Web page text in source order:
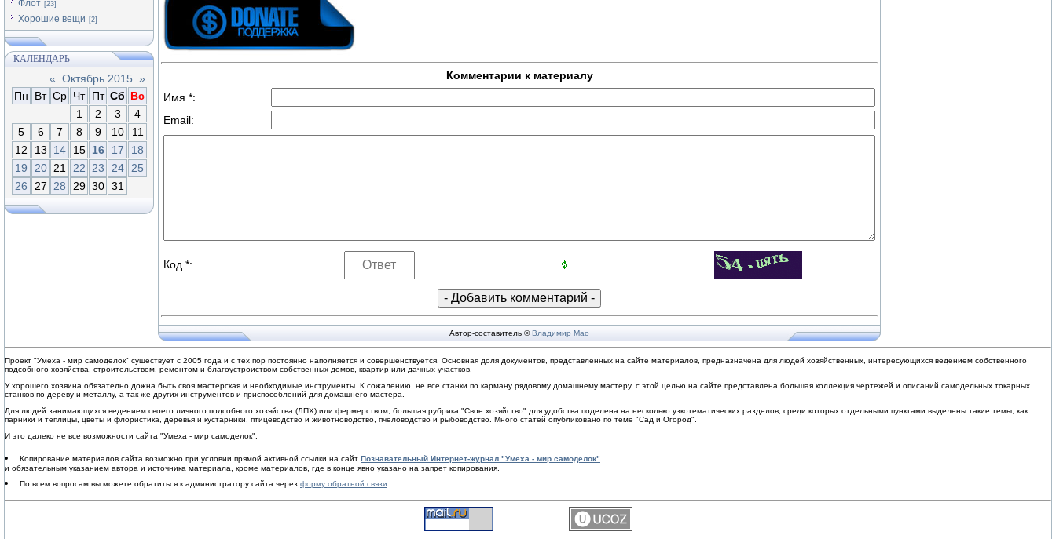
Флот [23]
Хорошие вещи [2]
КАЛЕНДАРЬ
« Октябрь 2015 »
Пн
Вт Ср Чт Пт Сб Вс
1
2 3
4
5
6 7 8 9 10
11
12
13 14 15 16 17
18
19
20 21 22 23 24
25
26
27 28 29 30 31
Комментарии к материалу
Имя *:
Email:
Код *:
Автор-составитель ©Владимир Мао
Проект "Умеха - мир самоделок" существует с 2005 года и с тех пор постоянно наполняется и совершенствуется. Основная доля документов, представленных на сайте материалов, предназначена для людей хозяйственных, интересующихся ведением собственного
подсобного хозяйства, строительством, ремонтом и благоустроиством собственных домов, квартир или дачных участков.
У хорошего хозяина обязателно дожна быть своя мастерская и необходимые инструменты. К сожалению, не все станки по карману рядовому домашнему мастеру, с этой целью на сайте представлена большая коллекция чертежей и описаний самодельных токарных
станков по дереву и металлу, а так же других инструментов и приспособлений для домашнего мастера.
Для людей занимающихся ведением своего личного подсобного хозяйства (ЛПХ) или фермерством, большая рубрика "Свое хозяйство" для удобства поделена на несколько узкотематических разделов, среди которых отдельными пунктами выделены такие темы, как
парники и теплицы, цветы и флористика, деревья и кустарники, птицеводство и животноводство, пчеловодство и рыбоводство. Много статей опубликовано по теме "Сад и Огород".
И это далеко не все возможности сайта "Умеха - мир самоделок".
Копирование материалов сайта возможно при условии прямой активной ссылки на сайт Познавательный Интернет-журнал "Умеха - мир самоделок"
и обязательным указанием автора и источника материала, кроме материалов, где в конце явно указано на запрет копирования.
По всем вопросам вы можете обратиться к администратору сайта через форму обратной связи